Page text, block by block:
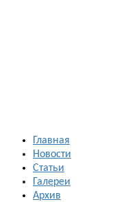
Главная
Новости
Статьи
Галереи
Архив